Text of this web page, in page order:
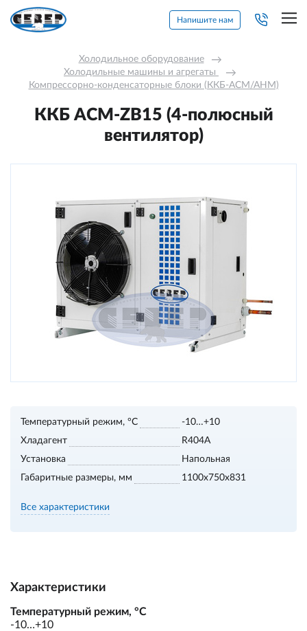
Напишите нам
Холодильное оборудование →
Холодильные машины и агрегаты →
Компрессорно-конденсаторные блоки (ККБ-АСМ/АНМ)
ККБ ACM-ZB15 (4-полюсный
вентилятор)
Температурный режим, °С
-10…+10
Хладагент
R404A
Установка
Напольная
Габаритные размеры, мм
1100х750х831
Все характеристики
Характеристики
Температурный режим, °С
-10…+10